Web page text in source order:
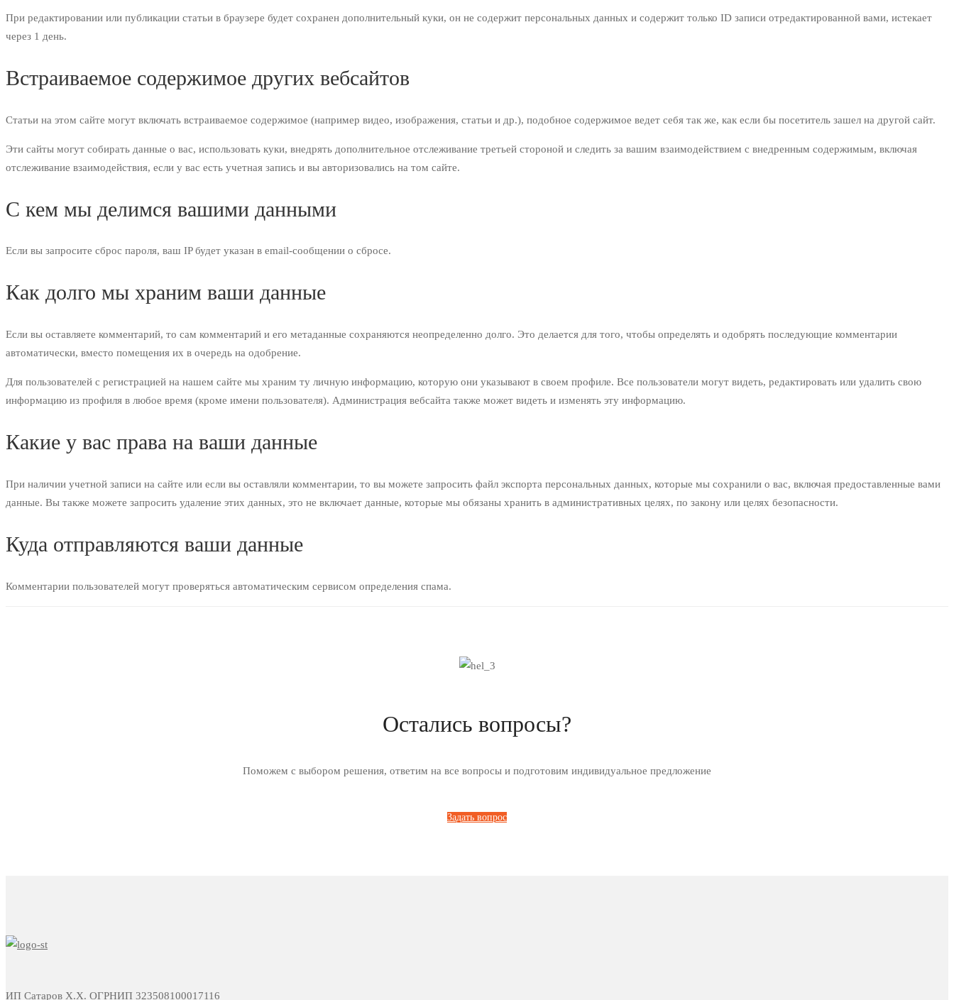
При редактировании или публикации статьи в браузере будет сохранен дополнительный куки, он не содержит персональных данных и содержит только ID записи отредактированной вами, истекает
через 1 день.
Встраиваемое содержимое других вебсайтов
Статьи на этом сайте могут включать встраиваемое содержимое (например видео, изображения, статьи и др.), подобное содержимое ведет себя так же, как если бы посетитель зашел на другой сайт.
Эти сайты могут собирать данные о вас, использовать куки, внедрять дополнительное отслеживание третьей стороной и следить за вашим взаимодействием с внедренным содержимым, включая
отслеживание взаимодействия, если у вас есть учетная запись и вы авторизовались на том сайте.
С кем мы делимся вашими данными
Если вы запросите сброс пароля, ваш IP будет указан в email-сообщении о сбросе.
Как долго мы храним ваши данные
Если вы оставляете комментарий, то сам комментарий и его метаданные сохраняются неопределенно долго. Это делается для того, чтобы определять и одобрять последующие комментарии
автоматически, вместо помещения их в очередь на одобрение.
Для пользователей с регистрацией на нашем сайте мы храним ту личную информацию, которую они указывают в своем профиле. Все пользователи могут видеть, редактировать или удалить свою
информацию из профиля в любое время (кроме имени пользователя). Администрация вебсайта также может видеть и изменять эту информацию.
Какие у вас права на ваши данные
При наличии учетной записи на сайте или если вы оставляли комментарии, то вы можете запросить файл экспорта персональных данных, которые мы сохранили о вас, включая предоставленные вами
данные. Вы также можете запросить удаление этих данных, это не включает данные, которые мы обязаны хранить в административных целях, по закону или целях безопасности.
Куда отправляются ваши данные
Комментарии пользователей могут проверяться автоматическим сервисом определения спама.
Остались вопросы?
Поможем с выбором решения, ответим на все вопросы и подготовим индивидуальное предложение
Задать вопрос
ИП Сатаров Х.Х. ОГРНИП 323508100017116